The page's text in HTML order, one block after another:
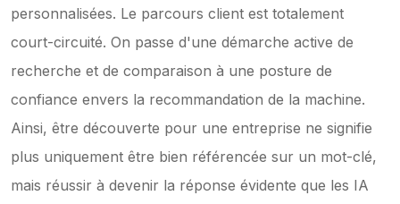
personnalisées. Le parcours client est totalement
court-circuité. On passe d'une démarche active de
recherche et de comparaison à une posture de
confiance envers la recommandation de la machine.
Ainsi, être découverte pour une entreprise ne signifie
plus uniquement être bien référencée sur un mot-clé,
mais réussir à devenir la réponse évidente que les IA